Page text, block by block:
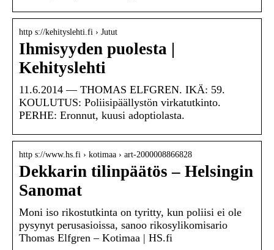
http s://kehityslehti.fi › Jutut
Ihmisyyden puolesta |
Kehityslehti
11.6.2014 — THOMAS ELFGREN. IKÄ: 59.
KOULUTUS: Poliisipäällystön virkatutkinto.
PERHE: Eronnut, kuusi adoptiolasta.
http s://www.hs.fi › kotimaa › art-2000008866828
Dekkarin tilinpäätös – Helsingin
Sanomat
Moni iso rikostutkinta on tyritty, kun poliisi ei ole
pysynyt perusasioissa, sanoo rikosylikomisario
Thomas Elfgren – Kotimaa | HS.fi